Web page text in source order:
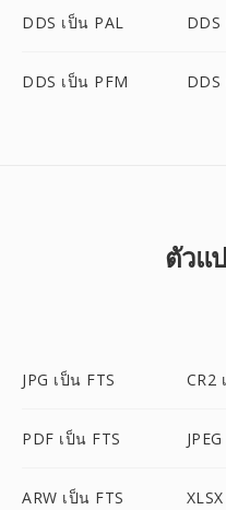
DDS เป็น PAL DDS
DDS เป็น PFM DDS
ตัวแ
JPG เป็น FTS CR2
PDF เป็น FTS
ARW เป็น FTS